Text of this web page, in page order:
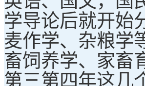
学导论后就开始
麦作学、杂粮学
畜饲养学、家畜
第三第四年这几